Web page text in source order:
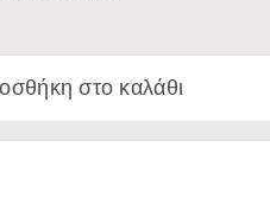
στο καλάθι